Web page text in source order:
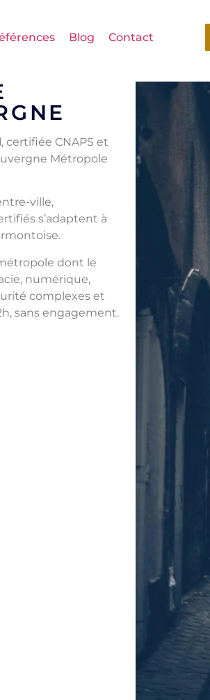
Blog Contact
, certifiée CNAPS et
Métropole
ville,
s’adaptent à
dont le
numérique,
complexes et
sans engagement.